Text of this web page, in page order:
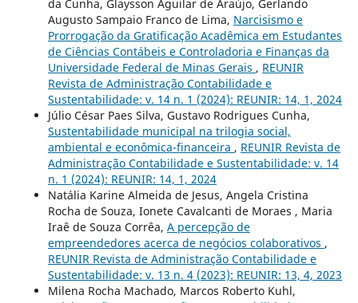
da Cunha, Glaysson Aguilar de Araújo, Gerlando
Augusto Sampaio Franco de Lima, Narcisismo e
Prorrogação da Gratificação Acadêmica em Estudantes
de Ciências Contábeis e Controladoria e Finanças da
Universidade Federal de Minas Gerais , REUNIR
Revista de Administração Contabilidade e
Sustentabilidade: v. 14 n. 1 (2024): REUNIR: 14, 1, 2024
Júlio César Paes Silva, Gustavo Rodrigues Cunha,
Sustentabilidade municipal na trilogia social,
ambiental e econômica-financeira , REUNIR Revista de
Administração Contabilidade e Sustentabilidade: v. 14
n. 1 (2024): REUNIR: 14, 1, 2024
Natália Karine Almeida de Jesus, Angela Cristina
Rocha de Souza, Ionete Cavalcanti de Moraes , Maria
Iraê de Souza Corrêa, A percepção de
empreendedores acerca de negócios colaborativos ,
REUNIR Revista de Administração Contabilidade e
Sustentabilidade: v. 13 n. 4 (2023): REUNIR: 13, 4, 2023
Milena Rocha Machado, Marcos Roberto Kuhl,